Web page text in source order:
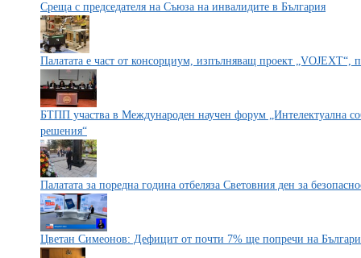
Среща с председателя на Съюза на инвалидите в България
Палатата е част от консорциум, изпълняващ проект „VOJEXT“,
БТПП участва в Международен научен форум „Интелектуална
решения“
Палатата за поредна година отбеляза Световния ден за
Цветан Симеонов: Дефицит от почти 7% ще попречи на